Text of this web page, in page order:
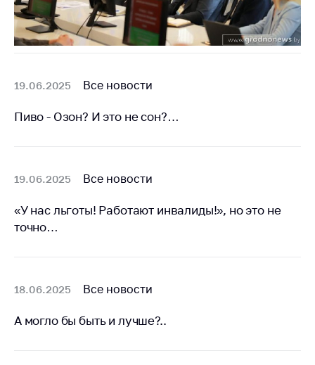
Антимонопольное
регулирование и
конкуренция
контроль закупок
Регулирование
деятельности
Международное
нетарифного
Биржевая торговля
19.06.2025 Все новости
Пиво - Озон? И это не сон?…
19.06.2025 Все новости
«У нас льготы! Работают инвалиды!», но это не
точно…
18.06.2025 Все новости
А могло бы быть и лучше?..